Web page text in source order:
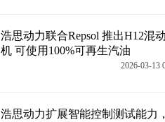
浩思动力联合Repsol 推出H12混
机 可使用100%可再生汽油
2026-03-13
浩思动力扩展智能控制测试能力